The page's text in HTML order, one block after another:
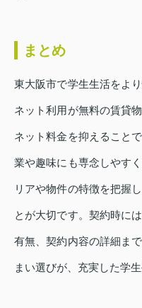
まとめ
東大阪市で学生生活をよ
ネット利用が無料の賃貸
ネット料金を抑えること
業や趣味にも専念しやす
リアや物件の特徴を把握
とが大切です。契約時に
有無、契約内容の詳細ま
まい選びが、充実した学